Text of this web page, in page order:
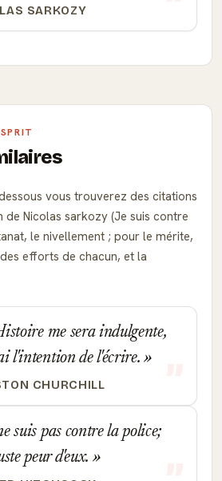
SARKOZY
vous trouverez des citations
de Nicolas sarkozy (Je suis contre
le nivellement ; pour le mérite,
efforts de chacun, et la
me sera indulgente,
l'intention de l'écrire.
CHURCHILL
suis pas contre la police;
peur d'eux.